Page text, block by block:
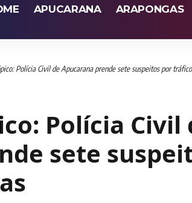
APUCARANA ARAPONGAS
Polícia Civil de Apucarana prende sete suspeitos por
Polícia Civil
sete